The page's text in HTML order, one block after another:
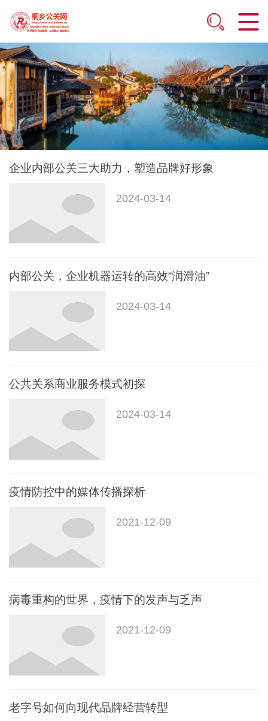
企业内部公关三大助力，塑造品牌好形象
2024-03-14
内部公关，企业机器运转的高效“润滑油”
2024-03-14
公共关系商业服务模式初探
2024-03-14
疫情防控中的媒体传播探析
2021-12-09
病毒重构的世界，疫情下的发声与乏声
2021-12-09
老字号如何向现代品牌经营转型